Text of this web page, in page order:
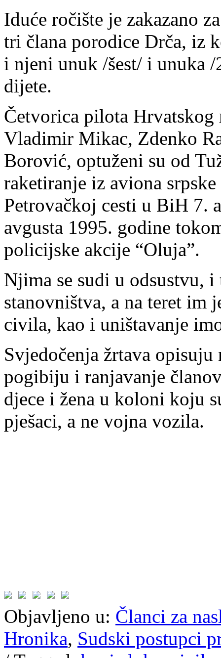
Iduće ročište je zakazano
tri člana porodice Drča, iz
i njeni unuk /šest/ i unuka
dijete.
Četvorica pilota
Vladimir Mikac, Zdenko
Borović, optuženi su od
raketiranje iz aviona
Petrovačkoj cesti u BiH 7.
avgusta 1995. godine
policijske akcije “Oluja”.
Njima se sudi u odsustvu,
stanovništva, a na teret im
civila, kao i uništavanje
Svjedočenja žrtava
pogibiju i ranjavanje
djece i žena u koloni koju
pješaci, a ne vojna vozila.
Objavljeno u: Članci za
Hronika, Sudski postupci